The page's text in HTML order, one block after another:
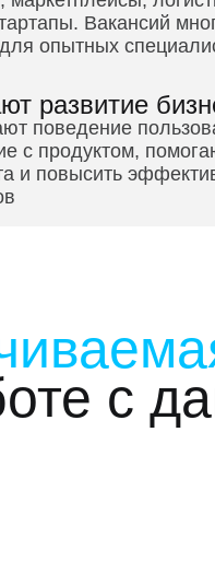
Вакансий
опытных
развитие
поведение
с продуктом,
и повысить
с